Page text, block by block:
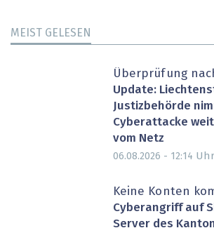
MEIST GELESEN
Überprüfung
Update:
Justizbehörde
Cyberattacke
vom Netz
06.08.2026 - 12:14 Uhr
Keine Konten
Cyberangriff auf
Server des